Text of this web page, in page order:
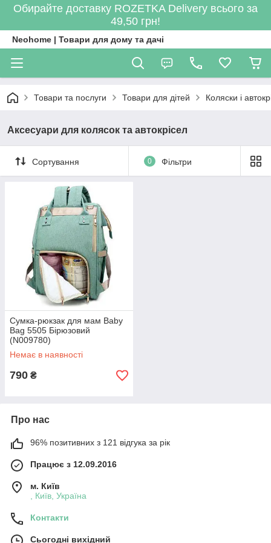
Обирайте доставку ROZETKA Delivery всього за
49,50 грн!
Neohome | Товари для дому та дачі
Товари та послуги Товари для дітей Коляски і
Аксесуари для колясок та автокрісел
Сортування 0 Фільтри
Сумка-рюкзак для мам Baby
Bag 5505 Бірюзовий
(N009780)
Немає в наявності
790 ₴
Про нас
96% позитивних з 121 відгука за рік
Працює з 12.09.2016
м. Київ
, Київ, Україна
Контакти
Сьогодні вихідний